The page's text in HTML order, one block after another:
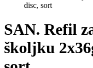
disc, sort
SAN. Refil
školjku